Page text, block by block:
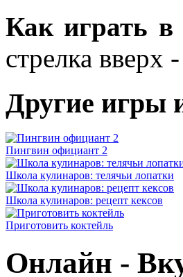
Как играть в
стрелка вверх
Другие игры
Пингвин официант 2
Школа кулинаров: телячьи лопатки
Школа кулинаров: рецепт кексов
Приготовить коктейль
Онлайн -